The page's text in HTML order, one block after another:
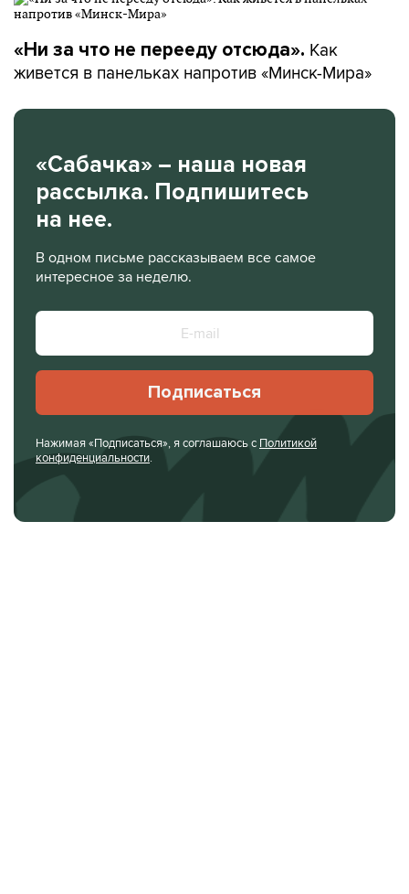
«Ни за что не перееду отсюда». Как
живется в панельках напротив «Минск-Мира»
«Сабачка» – наша новая
рассылка. Подпишитесь
на нее.
В одном письме рассказываем все самое
интересное за неделю.
Подписаться
Нажимая «Подписаться», я соглашаюсь с Политикой
конфиденциальности.